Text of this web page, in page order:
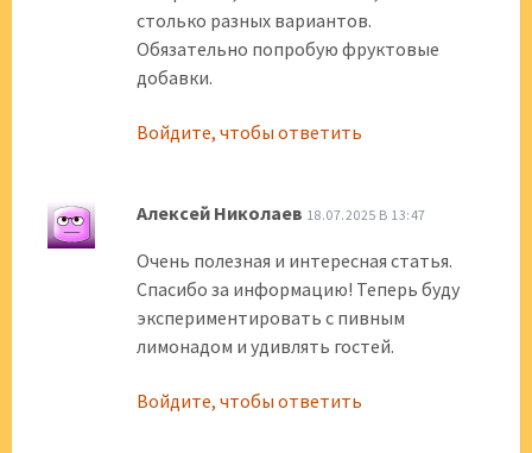
столько разных вариантов.
Обязательно попробую фруктовые
добавки.
Войдите, чтобы ответить
Алексей Николаев 18.07.2025 В 13:47
Очень полезная и интересная статья.
Спасибо за информацию! Теперь буду
экспериментировать с пивным
лимонадом и удивлять гостей.
Войдите, чтобы ответить